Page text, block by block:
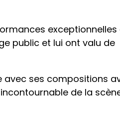
exceptionnelles
public et lui ont valu de
avec ses compositions
de la